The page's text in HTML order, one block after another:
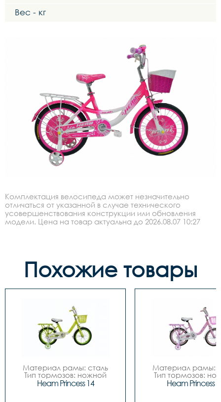
Вес - кг
Комплектация велосипеда может незначительно
отличаться от указанной в случае технического
усовершенствования конструкции или обновления
модели. Цена на товар актуальна до 2026.08.07 10:27
Похожие товары
Материал рамы: сталь
Тип тормозов: ножной
Диаметр колес: 14
Heam Princess 14
Материал рамы:
Тип тормозов:
Диаметр
Heam Princess